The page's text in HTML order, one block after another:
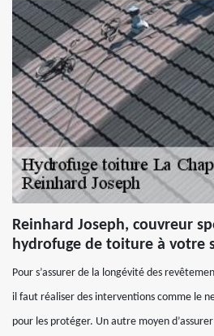
Reinhard Joseph, couvreur
hydrofuge de toiture à votre
Pour s’assurer de la longévité des
il faut réaliser des interventions comme le
pour les protéger. Un autre moyen